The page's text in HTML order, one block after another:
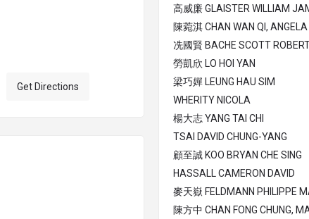
Get Directions
高威廉 GLAISTER WILLIAM
陳菀淇 CHAN WAN QI, ANGELA
冼國賢 BACHE SCOTT
勞凱欣 LO HOI YAN
梁巧嬋 LEUNG HAU SIM
WHERITY NICOLA
楊大志 YANG TAI CHI
TSAI DAVID CHUNG-YANG
顧至誠 KOO BRYAN CHE SING
HASSALL CAMERON DAVID
麥天嶽 FELDMANN PHILIPPE
陳方中 CHAN FONG CHUNG,